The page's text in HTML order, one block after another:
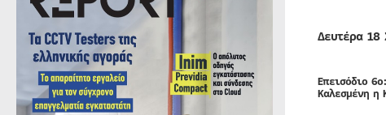
Δευτέρα 18
Επεισόδιο
Καλεσμένη η